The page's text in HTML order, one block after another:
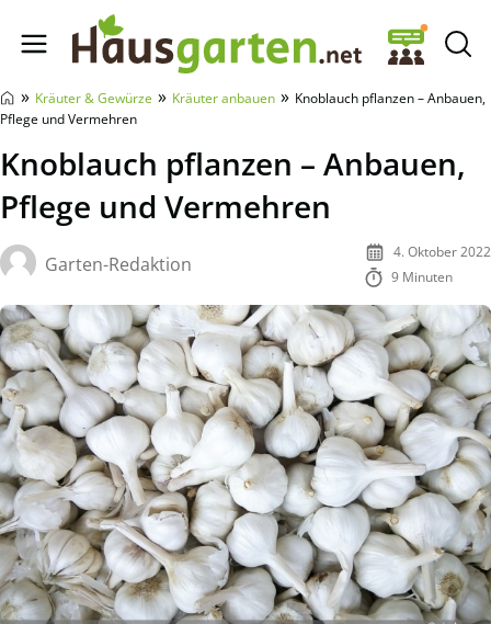
Hausgarten.net
» Kräuter & Gewürze » Kräuter anbauen » Knoblauch pflanzen – Anbauen,
Pflege und Vermehren
Knoblauch pflanzen – Anbauen,
Pflege und Vermehren
Garten-Redaktion
4. Oktober 2022
9 Minuten